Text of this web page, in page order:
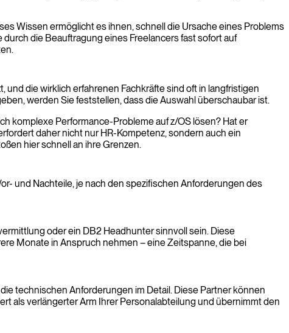
Wissen ermöglicht es ihnen, schnell die Ursache eines Problems
die Beauftragung eines Freelancers fast sofort auf
die wirklich erfahrenen Fachkräfte sind oft in langfristigen
werden Sie feststellen, dass die Auswahl überschaubar ist.
komplexe Performance-Probleme auf z/OS lösen? Hat er
daher nicht nur HR-Kompetenz, sondern auch ein
hier schnell an ihre Grenzen.
und Nachteile, je nach den spezifischen Anforderungen des
oder ein DB2 Headhunter sinnvoll sein. Diese
Monate in Anspruch nehmen – eine Zeitspanne, die bei
technischen Anforderungen im Detail. Diese Partner können
als verlängerter Arm Ihrer Personalabteilung und übernimmt den